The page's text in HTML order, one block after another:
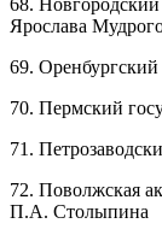
68.
Ярослава
69.
70. Пермский
71.
72. Поволжская
П.А. Столыпина